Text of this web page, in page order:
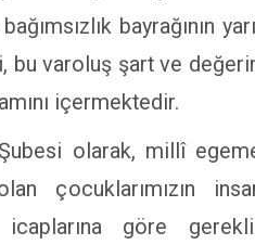
bayrağının
varoluş şart ve
içermektedir.
olarak, millî
çocuklarımızın
icaplarına göre